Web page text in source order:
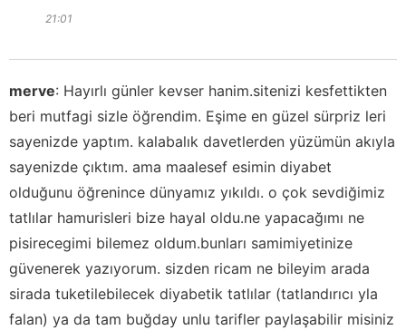
21:01
merve: Hayırlı günler kevser hanim.sitenizi kesfettikten
beri mutfagi sizle öğrendim. Eşime en güzel sürpriz leri
sayenizde yaptım. kalabalık davetlerden yüzümün akıyla
sayenizde çıktım. ama maalesef esimin diyabet
olduğunu öğrenince dünyamız yıkıldı. o çok sevdiğimiz
tatlılar hamurisleri bize hayal oldu.ne yapacağımı ne
pisirecegimi bilemez oldum.bunları samimiyetinize
güvenerek yazıyorum. sizden ricam ne bileyim arada
sirada tuketilebilecek diyabetik tatlılar (tatlandırıcı yla
falan) ya da tam buğday unlu tarifler paylaşabilir misiniz